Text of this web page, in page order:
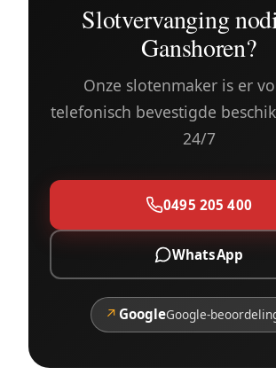
Slotvervanging
Ganshoren?
Onze slotenmaker is er
telefonisch bevestigde
24/7
0495 205 400
WhatsApp
↗ GoogleGoogle-